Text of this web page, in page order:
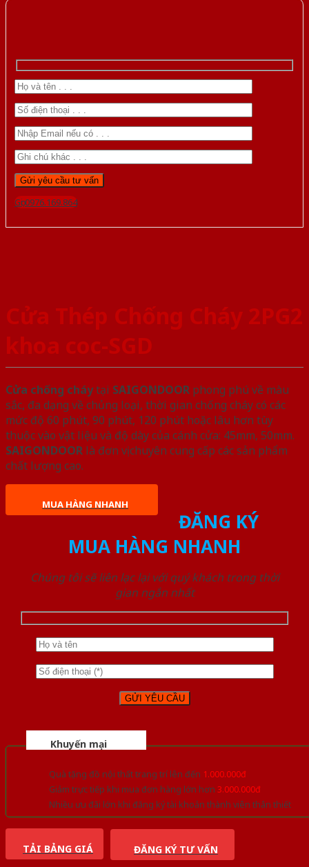
Gọi 0976.169.864
Cửa Thép Chống Cháy 2PG2
khoa coc-SGD
Cửa chống cháytại SAIGONDOOR phong phú về màu
sắc, đa dạng về chủng loại, thời gian chống cháy có các
mức độ 60 phút, 90 phút, 120 phút hoặc lâu hơn tùy
thuộc vào vật liệu và độ dày của cánh cửa: 45mm, 50mm.
SAIGONDOOR là đơn vị chuyên cung cấp các sản phẩm
chất lượng cao.
MUA HÀNG NHANH
ĐĂNG KÝ
MUA HÀNG NHANH
Chúng tôi sẽ liên lạc lại với quý khách trong thời
gian ngắn nhất
Khuyến mại
Quà tặng đồ nội thất trang trí lên đến 1.000.000đ
Giảm trực tiếp khi mua đơn hàng lớn hơn 3.000.000đ
Nhiều ưu đãi lớn khi đăng ký tài khoản thành viên thân thiết
TẢI BẢNG GIÁ ĐĂNG KÝ TƯ VẤN